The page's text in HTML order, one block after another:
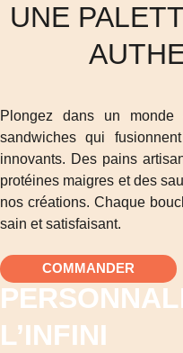
UNE
Plongez dans un
sandwiches qui
innovants. Des pains
protéines maigres et des
nos créations. Chaque
sain et satisfaisant.
COMMANDER
L’INFINI